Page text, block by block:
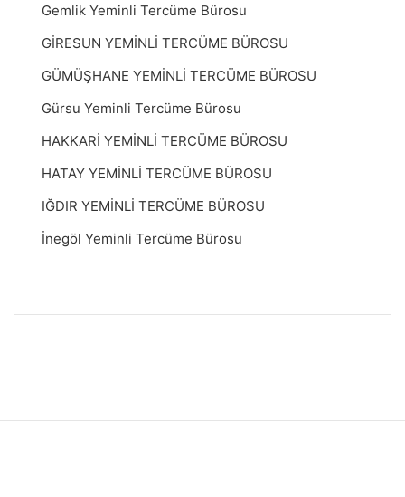
Gemlik Yeminli Tercüme Bürosu
GİRESUN YEMİNLİ TERCÜME BÜROSU
GÜMÜŞHANE YEMİNLİ TERCÜME BÜROSU
Gürsu Yeminli Tercüme Bürosu
HAKKARİ YEMİNLİ TERCÜME BÜROSU
HATAY YEMİNLİ TERCÜME BÜROSU
IĞDIR YEMİNLİ TERCÜME BÜROSU
İnegöl Yeminli Tercüme Bürosu